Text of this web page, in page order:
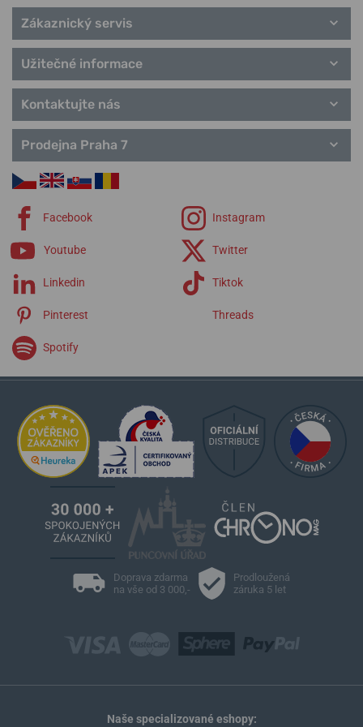
Zákaznický servis
Užitečné informace
Kontaktujte nás
Prodejna Praha 7
Facebook Instagram
Youtube Twitter
Linkedin Tiktok
Pinterest Threads
Spotify
Doprava zdarma
na vše od 3 000,-
Prodloužená
záruka 5 let
Naše specializované eshopy: